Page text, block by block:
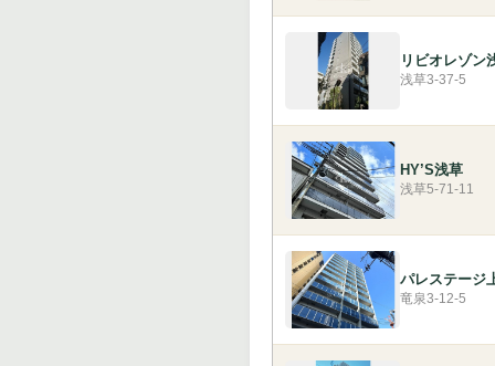
リビオレゾン
浅草3-37-5
HY’S浅草
浅草5-71-11
パレステージ
竜泉3-12-5